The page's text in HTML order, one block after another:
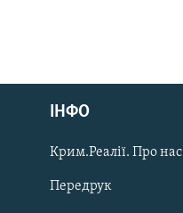
ІНФО
Крим.Реалії. Про нас
Передрук